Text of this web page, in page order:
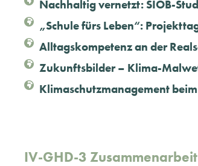
Nachhaltig vernetzt: SIOB-
„Schule fürs Leben“:
Alltagskompetenz an der
Zukunftsbilder – Klima-
Klimaschutzmanagement
IV-GHD-3